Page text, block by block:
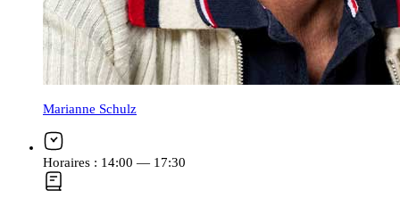
Marianne Schulz
Horaires : 14:00 — 17:30